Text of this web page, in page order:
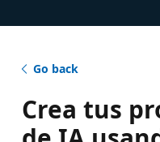
Go back
Crea tus